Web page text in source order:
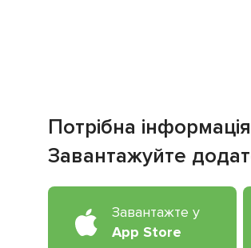
Потрібна
Завантажуйте
Завантажте у
App Store